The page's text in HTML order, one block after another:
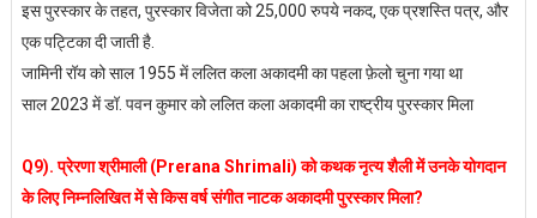
इस पुरस्कार के तहत, पुरस्कार विजेता को 25,000 रुपये नकद, एक प्रशस्ति पत्र, और
एक पट्टिका दी जाती है.
जामिनी रॉय को साल 1955 में ललित कला अकादमी का पहला फ़ेलो चुना गया था
साल 2023 में डॉ. पवन कुमार को ललित कला अकादमी का राष्ट्रीय पुरस्कार मिला
Q9). प्रेरणा श्रीमाली (Prerana Shrimali) को कथक नृत्य शैली में उनके योगदान
के लिए निम्नलिखित में से किस वर्ष संगीत नाटक अकादमी पुरस्कार मिला?